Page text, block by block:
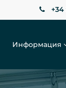
+34
Информация